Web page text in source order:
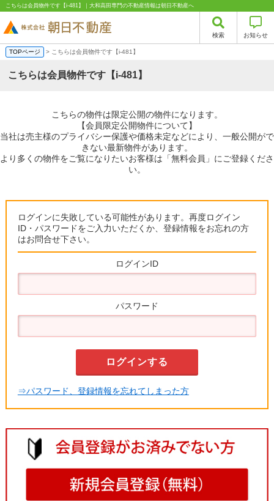
こちらは会員物件です【i-481】｜大和高田専門の不動産情報は朝日不動産へ
検索 お知らせ
TOPページ > こちらは会員物件です【i-481】
こちらは会員物件です【i-481】
こちらの物件は限定公開の物件になります。
【会員限定公開物件について】
当社は売主様のプライバシー保護や価格未定などにより、一般公開がで
きない最新物件があります。
より多くの物件をご覧になりたいお客様は「無料会員」にご登録くださ
い。
ログインに失敗している可能性があります。再度ログイン
ID・パスワードをご入力いただくか、登録情報をお忘れの方
はお問合せ下さい。
ログインID
パスワード
⇒パスワード、登録情報を忘れてしまった方